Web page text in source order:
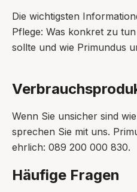
Die wichtigsten
Pflege: Was konkret zu
sollte und wie Primundus
Wenn Sie unsicher sind
sprechen Sie mit uns.
ehrlich: 089 200 000 830.
Häufige Fragen